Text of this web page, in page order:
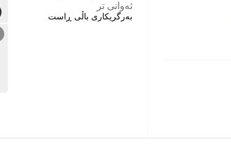
ئەوانی تر
بەرگریکاری باڵی ڕاست